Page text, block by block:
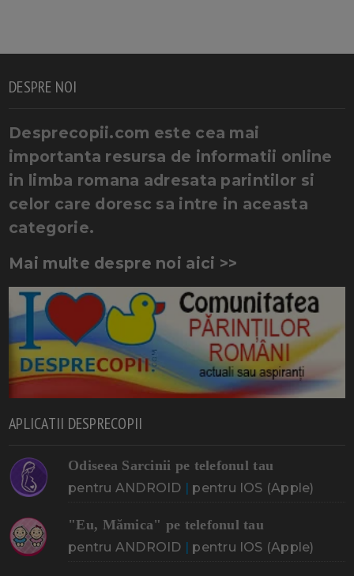
DESPRE NOI
Desprecopii.com este cea mai
importanta resursa de informatii online
in limba romana adresata parintilor si
celor care doresc sa intre in aceasta
categorie.
Mai multe despre noi aici >>
APLICATII DESPRECOPII
Odiseea Sarcinii pe telefonul tau
pentru ANDROID | pentru IOS (Apple)
"Eu, Mămica" pe telefonul tau
pentru ANDROID | pentru IOS (Apple)